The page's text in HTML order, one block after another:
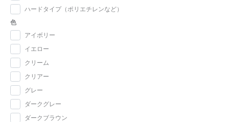
ハードタイプ（ポリエチレンなど）
色
アイボリー
イエロー
クリーム
クリアー
グレー
ダークグレー
ダークブラウン